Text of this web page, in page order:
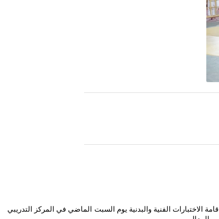
الاختبارات الفنية والبدنية يوم السبت الماضي في المركز التدريبي